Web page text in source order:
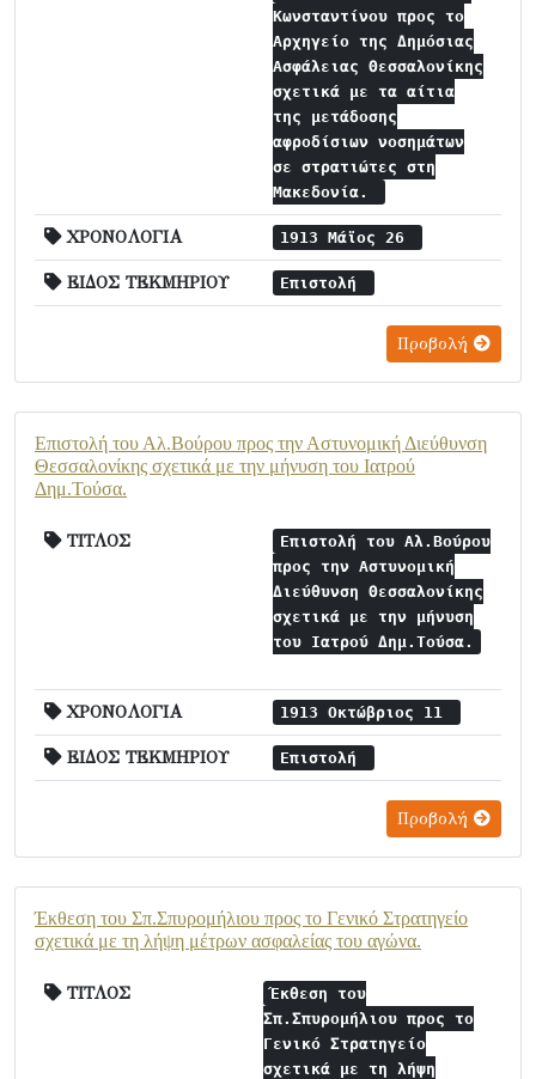
Κωνσταντίνου προς το
Αρχηγείο της Δημόσιας
Ασφάλειας Θεσσαλονίκης
σχετικά με τα αίτια
της μετάδοσης
αφροδίσιων νοσημάτων
σε στρατιώτες στη
Μακεδονία.
ΧΡΟΝΟΛΟΓΙΑ 1913 Μάϊος 26
ΕΙΔΟΣ ΤΕΚΜΗΡΙΟΥ Επιστολή
Προβολή
Επιστολή του Αλ.Βούρου προς την Αστυνομική Διεύθυνση
Θεσσαλονίκης σχετικά με την μήνυση του Ιατρού
Δημ.Τούσα.
ΤΙΤΛΟΣ
Επιστολή του Αλ.Βούρου
προς την Αστυνομική
Διεύθυνση Θεσσαλονίκης
σχετικά με την μήνυση
του Ιατρού Δημ.Τούσα.
ΧΡΟΝΟΛΟΓΙΑ 1913 Οκτώβριος 11
ΕΙΔΟΣ ΤΕΚΜΗΡΙΟΥ Επιστολή
Προβολή
Έκθεση του Σπ.Σπυρομήλιου προς το Γενικό Στρατηγείο
σχετικά με τη λήψη μέτρων ασφαλείας του αγώνα.
ΤΙΤΛΟΣ
Έκθεση του
Σπ.Σπυρομήλιου προς το
Γενικό Στρατηγείο
σχετικά με τη λήψη